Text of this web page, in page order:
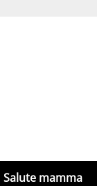
Salute mamma